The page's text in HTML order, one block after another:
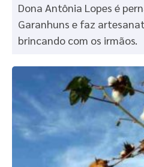
Dona Antônia Lopes é
Garanhuns e faz
brincando com os irmãos.